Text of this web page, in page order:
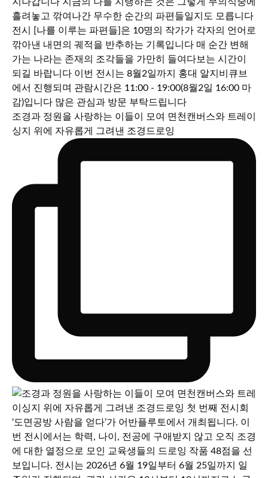
조경과 정원을 사랑하는 이들이 모여 면천캔버스와 트레이
싱지 위에 자유롭게 그려낸 조경드로잉